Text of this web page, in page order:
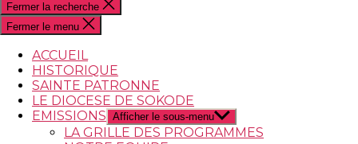
Fermer la recherche
Fermer le menu
ACCUEIL
HISTORIQUE
SAINTE PATRONNE
LE DIOCESE DE SOKODE
EMISSIONS Afficher le sous-menu
LA GRILLE DES PROGRAMMES